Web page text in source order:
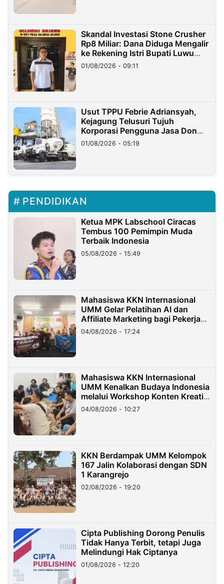
Skandal Investasi Stone Crusher
Rp8 Miliar: Dana Diduga Mengalir
ke Rekening Istri Bupati Luwu
Timur
01/08/2026 - 09:11
Usut TPPU Febrie Adriansyah,
Kejagung Telusuri Tujuh
Korporasi Pengguna Jasa Don
Ritto
01/08/2026 - 05:19
PENDIDIKAN
Ketua MPK Labschool Ciracas
Tembus 100 Pemimpin Muda
Terbaik Indonesia
05/08/2026 - 15:49
Mahasiswa KKN Internasional
UMM Gelar Pelatihan AI dan
Affiliate Marketing bagi Pekerja
Migran Indonesia di Taiwan
04/08/2026 - 17:24
Mahasiswa KKN Internasional
UMM Kenalkan Budaya Indonesia
melalui Workshop Konten Kreatif
di Taiwan
04/08/2026 - 10:27
KKN Berdampak UMM Kelompok
167 Jalin Kolaborasi dengan SDN
1 Karangrejo
02/08/2026 - 19:20
Cipta Publishing Dorong Penulis
Tidak Hanya Terbit, tetapi Juga
Melindungi Hak Ciptanya
01/08/2026 - 12:20